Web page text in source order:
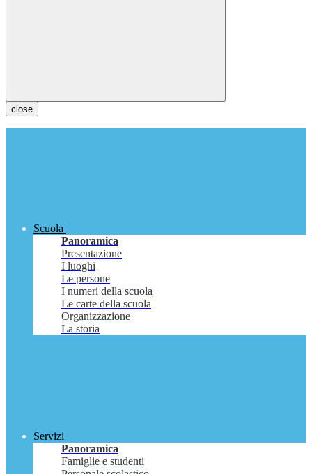
close
Scuola
Panoramica
Presentazione
I luoghi
Le persone
I numeri della scuola
Le carte della scuola
Organizzazione
La storia
Servizi
Panoramica
Famiglie e studenti